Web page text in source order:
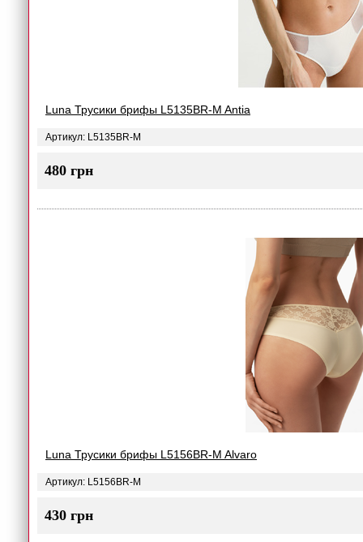
Luna Трусики брифы L5135BR-M Antia
Артикул: L5135BR-M
480 грн
Luna Трусики брифы L5156BR-M Alvaro
Артикул: L5156BR-M
430 грн